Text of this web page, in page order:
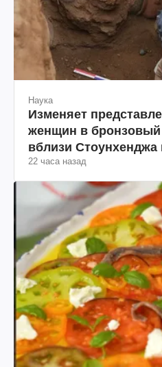
Наука
Изменяет
женщин в бронзовый
вблизи Стоунхенджа
(фото)
22 часа назад